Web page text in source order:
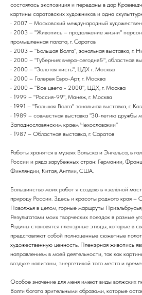
состоялась экспозиция и переданы в дар
картины саратовских художников и одна
• 2007 – Московский международный
• 2003 – "Живопись – продолжение жизни"
промышленная палата, г. Саратов
• 2003 – "Большая Волга", зональная выставка, г.
• 2000 – "Губерния: вчера-сегодня&", областная
• 2000 – "Золотая кисть", ЦДХ г. Москва
• 2000 – Галерея Евро-Арт, г. Москва
• 2000 – "Все цвета - 2000", ЦДХ, г. Москва
• 1999 – "Россия-99", Манеж, г. Москва
• 1991 – "Большая Волга" зональная выставка, г.
• 1989 – совместная выставка "30-летию дружбы
Западнославянским краем Чехословакии"
• 1987 – Областная выставка, г. Саратов
Работы хранятся в музеях Вольска и Энгельса, в
России и ряда зарубежных стран: Германии,
Финляндии, Китая, Англии, США.
Большинство моих работ я создаю в «зелёной
природу России. Здесь и красоты родного края –
Поволжья в целом, горные маршруты
Результатами моих творческих поездок в разные
Родины становятся пленэрные этюды, которые в
представляют собой полноценные сюжетные
художественную ценность. Пленэрная живопись
направлением в моей деятельности, так как
воздухе напитаны, энергетикой того места и
Особое значение для меня имеют виды волжских
Волги богата зрительными образами, которые